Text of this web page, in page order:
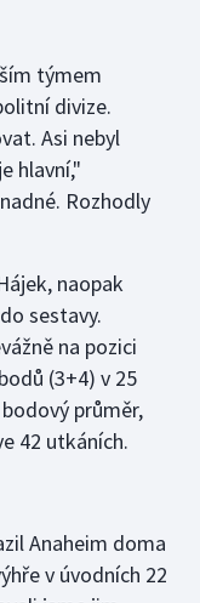
týmem
divize.
Asi nebyl
hlavní,"
Rozhodly
naopak
sestavy.
na pozici
(3+4) v 25
průměr,
42 utkáních.
Anaheim doma
v úvodních 22